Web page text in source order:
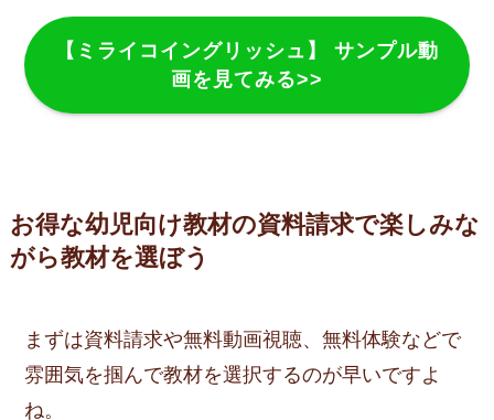
【ミライコイングリッシュ】 サンプル動
画を見てみる>>
お得な幼児向け教材の資料請求で楽しみな
がら教材を選ぼう
まずは資料請求や無料動画視聴、無料体験などで
雰囲気を掴んで教材を選択するのが早いですよ
ね。